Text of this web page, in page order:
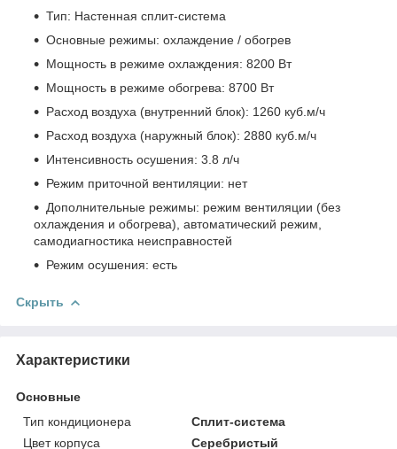
Тип: Настенная сплит-система
Основные режимы: охлаждение / обогрев
Мощность в режиме охлаждения: 8200 Вт
Мощность в режиме обогрева: 8700 Вт
Расход воздуха (внутренний блок): 1260 куб.м/ч
Расход воздуха (наружный блок): 2880 куб.м/ч
Интенсивность осушения: 3.8 л/ч
Режим приточной вентиляции: нет
Дополнительные режимы: режим вентиляции (без
охлаждения и обогрева), автоматический режим,
самодиагностика неисправностей
Режим осушения: есть
Скрыть
Характеристики
Основные
Тип кондиционера
Сплит-система
Цвет корпуса
Серебристый